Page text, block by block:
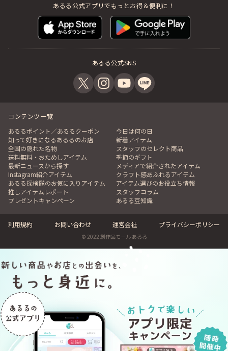
あるる公式アプリでもっとお得＆便利に！
あるる公式SNS
コンテンツ一覧
あるるポイント／あるるクーポン
今日は何の日
知って好きになるあるるのお店
新着アイテム
全国の隠れた名物
スタッフのセレクト商品
送料無料・おためしアイテム
季節のギフト
最新ニュースから探す
メディアで紹介されたアイテム
Instagram紹介アイテム
クラフト感あふれるアイテム
あるる探検隊のお気に入りアイテム
アイテム選びのお役立ち情報
推しアイテムレポート
スタッフコラム
プレゼントキャンペーン
あるる豆知識
利用規約 お問い合わせ 運営会社 プライバシーポリシー
© 2022 創作品モール あるる